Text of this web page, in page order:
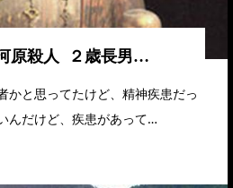
原殺人 ２歳長男…
かと思ってたけど、精神疾患だっ
んだけど、疾患があって…